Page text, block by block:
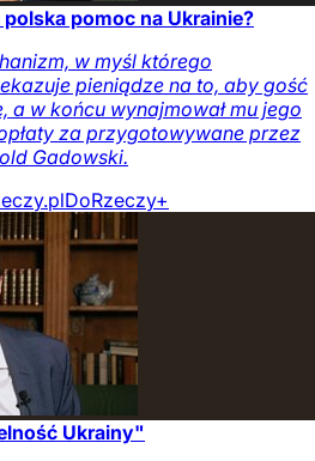
pomoc na Ukrainie?
w myśl którego
pieniądze na to, aby gość
a w końcu wynajmował mu jego
za przygotowywane przez
Gadowski.
DoRzeczy+
Ukrainy"